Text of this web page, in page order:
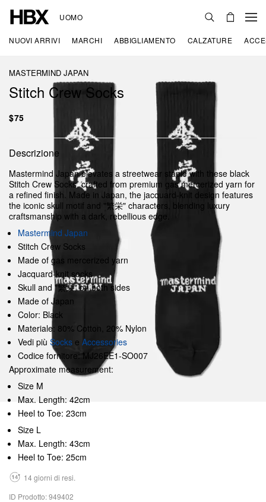
UOMO
NUOVI ARRIVI MARCHI ABBIGLIAMENTO CALZATURE
MASTERMIND JAPAN
Stitch Crew Socks
$75
Descrizione
Mastermind Japan elevates a streetwear staple with these black
Stitch Crew Socks, crafted from premium gas mercerized yarn for
a refined finish. Made in Japan, the jacquard-knit design features
the iconic skull motif and "繁栄" characters, blending luxury
craftsmanship with a dark, rebellious edge.
Mastermind Japan
Stitch Crew Socks
Made of gas mercerized yarn
Jacquard-knit socks
Skull and "繁栄" on both sides
Made of Japan
Color: Black
Materiale: 80% Cotton, 20% Nylon
Vedi più Socks e Accessories
Codice fornitore: MJ26EE1-SO007
Approximate measurement:
Size M
Max. Length: 42cm
Heel to Toe: 23cm
Size L
Max. Length: 43cm
Heel to Toe: 25cm
14 giorni di resi.
ID Prodotto: 949402